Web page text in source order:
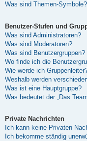
Was sind Themen-Symbole?
Benutzer-Stufen und
Was sind Administratoren?
Was sind Moderatoren?
Was sind Benutzergruppen?
Wo finde ich die
Wie werde ich
Weshalb werden
Was ist eine Hauptgruppe?
Was bedeutet der „Das
Private Nachrichten
Ich kann keine Privaten
Ich bekomme ständig